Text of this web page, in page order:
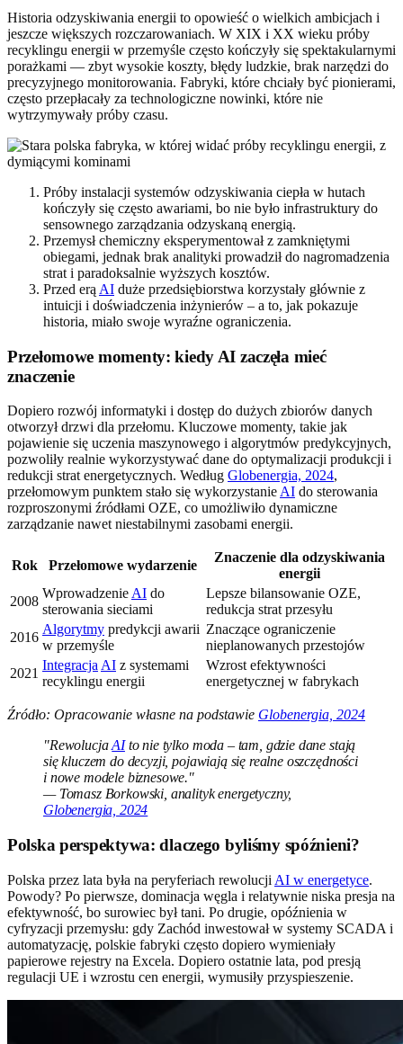
Historia odzyskiwania energii to opowieść o wielkich ambicjach i
jeszcze większych rozczarowaniach. W XIX i XX wieku próby
recyklingu energii w przemyśle często kończyły się spektakularnymi
porażkami — zbyt wysokie koszty, błędy ludzkie, brak narzędzi do
precyzyjnego monitorowania. Fabryki, które chciały być pionierami,
często przepłacały za technologiczne nowinki, które nie
wytrzymywały próby czasu.
Próby instalacji systemów odzyskiwania ciepła w hutach
kończyły się często awariami, bo nie było infrastruktury do
sensownego zarządzania odzyskaną energią.
Przemysł chemiczny eksperymentował z zamkniętymi
obiegami, jednak brak analityki prowadził do nagromadzenia
strat i paradoksalnie wyższych kosztów.
Przed erą AI duże przedsiębiorstwa korzystały głównie z
intuicji i doświadczenia inżynierów – a to, jak pokazuje
historia, miało swoje wyraźne ograniczenia.
Przełomowe momenty: kiedy AI zaczęła mieć
znaczenie
Dopiero rozwój informatyki i dostęp do dużych zbiorów danych
otworzył drzwi dla przełomu. Kluczowe momenty, takie jak
pojawienie się uczenia maszynowego i algorytmów predykcyjnych,
pozwoliły realnie wykorzystywać dane do optymalizacji produkcji i
redukcji strat energetycznych. Według Globenergia, 2024,
przełomowym punktem stało się wykorzystanie AI do sterowania
rozproszonymi źródłami OZE, co umożliwiło dynamiczne
zarządzanie nawet niestabilnymi zasobami energii.
Rok Przełomowe wydarzenie
Znaczenie dla odzyskiwania
energii
2008
Wprowadzenie AI do
sterowania sieciami
Lepsze bilansowanie OZE,
redukcja strat przesyłu
2016
Algorytmy predykcji awarii
w przemyśle
Znaczące ograniczenie
nieplanowanych przestojów
2021
Integracja AI z systemami
recyklingu energii
Wzrost efektywności
energetycznej w fabrykach
Źródło: Opracowanie własne na podstawie Globenergia, 2024
"RewolucjaAIto nie tylko moda – tam, gdzie dane stają
się kluczem do decyzji, pojawiają się realne oszczędności
i nowe modele biznesowe."
— Tomasz Borkowski, analityk energetyczny,
Globenergia, 2024
Polska perspektywa: dlaczego byliśmy spóźnieni?
Polska przez lata była na peryferiach rewolucji AI w energetyce.
Powody? Po pierwsze, dominacja węgla i relatywnie niska presja na
efektywność, bo surowiec był tani. Po drugie, opóźnienia w
cyfryzacji przemysłu: gdy Zachód inwestował w systemy SCADA i
automatyzację, polskie fabryki często dopiero wymieniały
papierowe rejestry na Excela. Dopiero ostatnie lata, pod presją
regulacji UE i wzrostu cen energii, wymusiły przyspieszenie.